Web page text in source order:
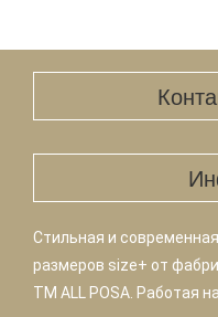
Стильная и
размеров size+ от
TM ALL POSA. Работая